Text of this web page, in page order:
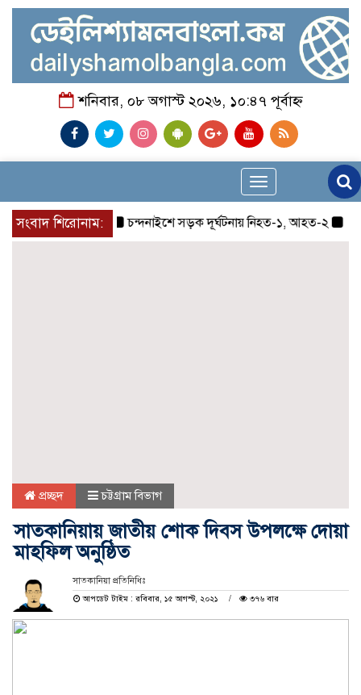
শনিবার, ০৮ অগাস্ট ২০২৬, ১০:৪৭ পূর্বাহ্ন
Toggle
navigation
সংবাদ শিরোনাম:চন্দনাইশে সড়ক দূর্ঘটনায় নিহত-১, আহত-২
প্রচ্ছদ চট্টগ্রাম বিভাগ
সাতকানিয়ায় জাতীয় শোক দিবস উপলক্ষে দোয়া
মাহফিল অনুষ্ঠিত
সাতকানিয়া প্রতিনিধিঃ
আপডেট টাইম : রবিবার, ১৫ আগস্ট, ২০২১
৩৭৬ বার